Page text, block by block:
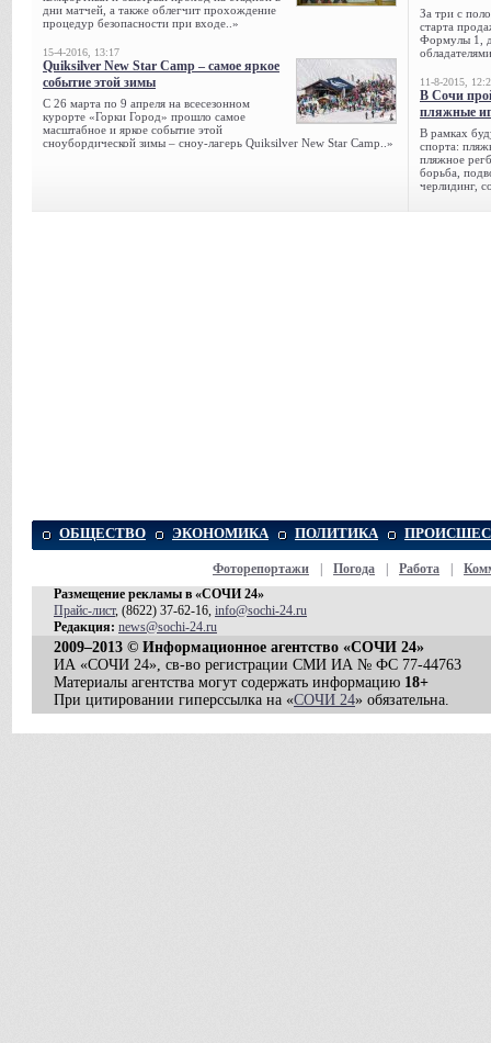
дни матчей, а также облегчит прохождение
процедур безопасности при входе..»
15-4-2016, 13:17
Quiksilver New Star Camp – самое яркое
событие этой зимы
С 26 марта по 9 апреля на всесезонном
курорте «Горки Город» прошло самое
масштабное и яркое событие этой
сноубордической зимы – сноу-лагерь Quiksilver New Star Camp..»
За три с
старта
Формулы 1,
11-8-2015,
В Сочи
пляжные
В рамках
спорта:
пляжное
борьба,
черлидинг,
ОБЩЕСТВО ЭКОНОМИКА ПОЛИТИКА
Фоторепортажи Погода Работа
Размещение рекламы в «СОЧИ 24»
Прайс-лист, (8622) 37-62-16, info@sochi-24.ru
Редакция: news@sochi-24.ru
2009–2013 © Информационное агентство «СОЧИ 24»
ИА «СОЧИ 24», св-во регистрации СМИ ИА № ФС 77-44763
Материалы агентства могут содержать информацию 18+
При цитировании гиперссылка на «СОЧИ 24» обязательна.